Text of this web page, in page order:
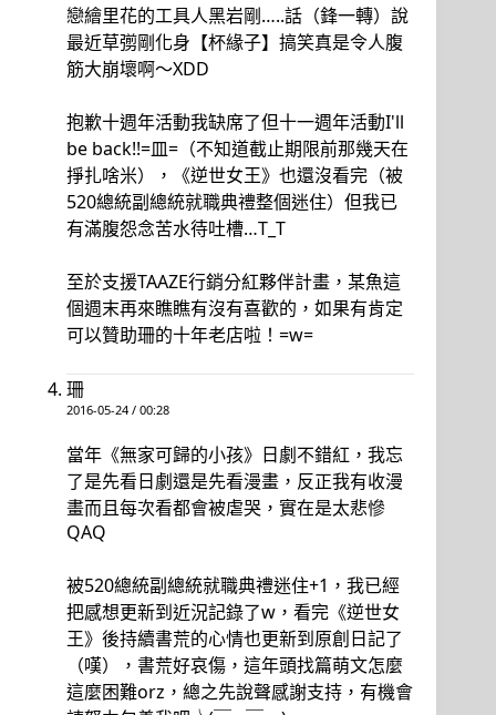
戀繪里花的工具人黑岩剛…..話（鋒一轉）說
最近草彅剛化身【杯緣子】搞笑真是令人腹
筋大崩壞啊～XDD
抱歉十週年活動我缺席了但十一週年活動I'll
be back!!=皿=（不知道截止期限前那幾天在
掙扎啥米），《逆世女王》也還沒看完（被
520總統副總統就職典禮整個迷住）但我已
有滿腹怨念苦水待吐槽…T_T
至於支援TAAZE行銷分紅夥伴計畫，某魚這
個週末再來瞧瞧有沒有喜歡的，如果有肯定
可以贊助珊的十年老店啦！=w=
珊
2016-05-24 / 00:28
當年《無家可歸的小孩》日劇不錯紅，我忘
了是先看日劇還是先看漫畫，反正我有收漫
畫而且每次看都會被虐哭，實在是太悲慘
QAQ
被520總統副總統就職典禮迷住+1，我已經
把感想更新到近況記錄了w，看完《逆世女
王》後持續書荒的心情也更新到原創日記了
（嘆），書荒好哀傷，這年頭找篇萌文怎麼
這麼困難orz，總之先說聲感謝支持，有機會